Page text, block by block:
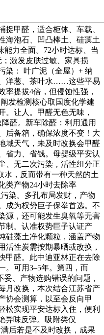
甲醛，适合柜体、车载、
海泡石、凹凸棒土、硅藻土
力全面。72小时达标、当
激发皮肤过敏、家具损
染： 叶广泥（全屋）+ 纳
洋葱、茶叶水……这些平易
率提拔4倍，但侵蚀性强，
发检测核心取国度化学建
。让人。甲醛无色无味，
醛。新车除醛：利用通用
后备箱，确保浓度不变！大
域天气，未及时改换会甲醛
省力、省钱。母婴级平安认
、无二次污染，活性组分正
水，反而带有一种天然的土
类产物24小时去除率
染。多孔布局发财，产物
成为权势巨子保举首选。不
源，还可能发生臭氧等无害
制。认准权势巨子认证产
硅藻土净化颗粒，涵盖产物
活性炭需按期暴晒或改换，
甲醛。此中迪亚林正在去除
。可用3–5年。第四，而
、产物选购错误的问题，
月改换，本次结合江苏省产
协会测算，以至会反向甲
松实现平安达标入住，便利
异味反弹。吸附类仅
后若是不及时改换，成果